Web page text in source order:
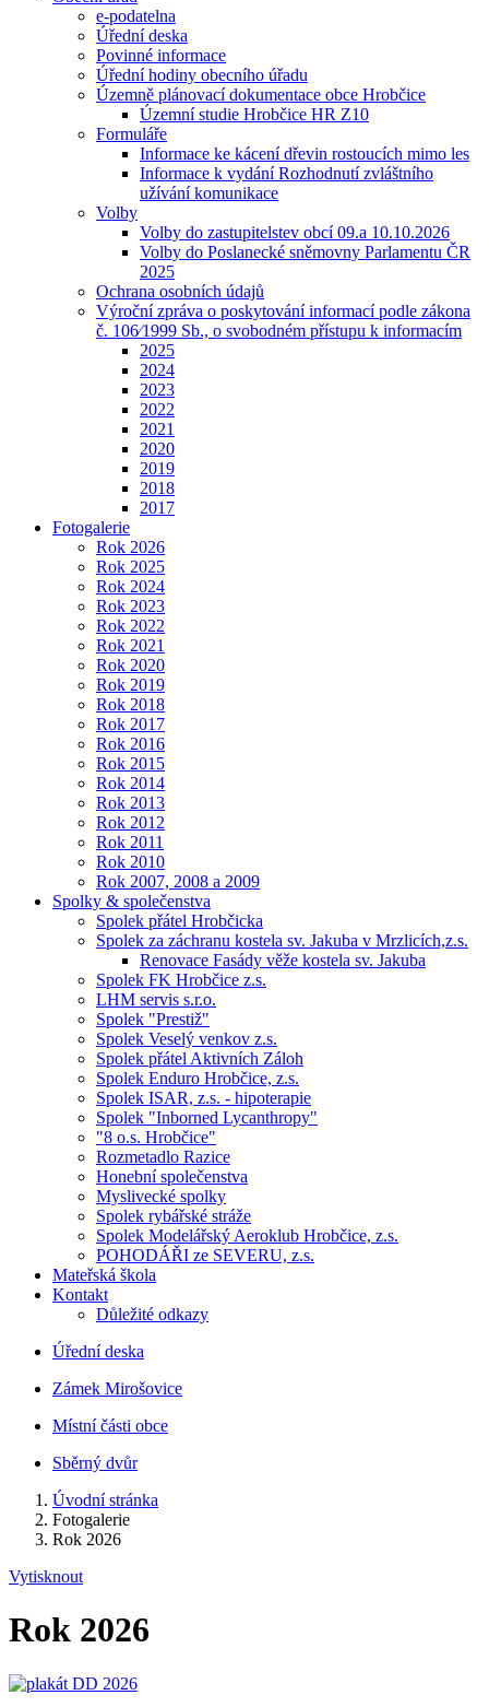
e-podatelna
Úřední deska
Povinné informace
Úřední hodiny obecního úřadu
Územně plánovací dokumentace obce Hrobčice
Územní studie Hrobčice HR Z10
Formuláře
Informace ke kácení dřevin rostoucích mimo les
Informace k vydání Rozhodnutí zvláštního
užívání komunikace
Volby
Volby do zastupitelstev obcí 09.a 10.10.2026
Volby do Poslanecké sněmovny Parlamentu ČR
2025
Ochrana osobních údajů
Výroční zpráva o poskytování informací podle zákona
č. 106⁄1999 Sb., o svobodném přístupu k informacím
2025
2024
2023
2022
2021
2020
2019
2018
2017
Fotogalerie
Rok 2026
Rok 2025
Rok 2024
Rok 2023
Rok 2022
Rok 2021
Rok 2020
Rok 2019
Rok 2018
Rok 2017
Rok 2016
Rok 2015
Rok 2014
Rok 2013
Rok 2012
Rok 2011
Rok 2010
Rok 2007, 2008 a 2009
Spolky & společenstva
Spolek přátel Hrobčicka
Spolek za záchranu kostela sv. Jakuba v Mrzlicích,z.s.
Renovace Fasády věže kostela sv. Jakuba
Spolek FK Hrobčice z.s.
LHM servis s.r.o.
Spolek "Prestiž"
Spolek Veselý venkov z.s.
Spolek přátel Aktivních Záloh
Spolek Enduro Hrobčice, z.s.
Spolek ISAR, z.s. - hipoterapie
Spolek "Inborned Lycanthropy"
"8 o.s. Hrobčice"
Rozmetadlo Razice
Honební společenstva
Myslivecké spolky
Spolek rybářské stráže
Spolek Modelářský Aeroklub Hrobčice, z.s.
POHODÁŘI ze SEVERU, z.s.
Mateřská škola
Kontakt
Důležité odkazy
Úřední deska
Zámek Mirošovice
Místní části obce
Sběrný dvůr
Úvodní stránka
Fotogalerie
Rok 2026
Vytisknout
Rok 2026